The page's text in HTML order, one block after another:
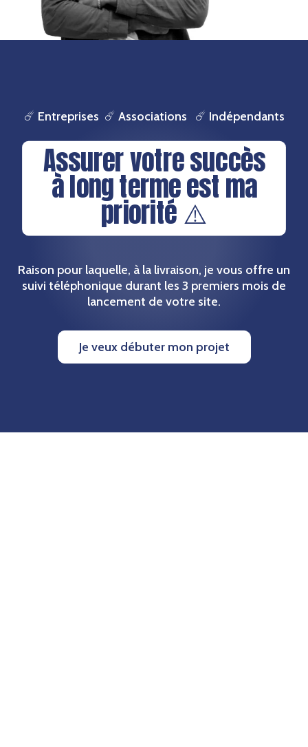
☄️ Entreprises ☄️ Associations ☄️ Indépendants
Assurer votre succès
à long terme est ma
priorité⚠️
Raison pour laquelle, à la livraison, je vous offre un
suivi téléphonique durant les 3 premiers mois de
lancement de votre site.
Je veux débuter mon projet